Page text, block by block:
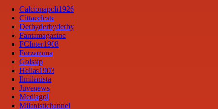
Calcionapoli1926
Cittaceleste
Derbyderbyderby
Fantamagazine
FCInter1908
Forzaroma
Golssip
Hellas1903
Ilmilanista
Juvenews
Mediagol
Milanistichannel